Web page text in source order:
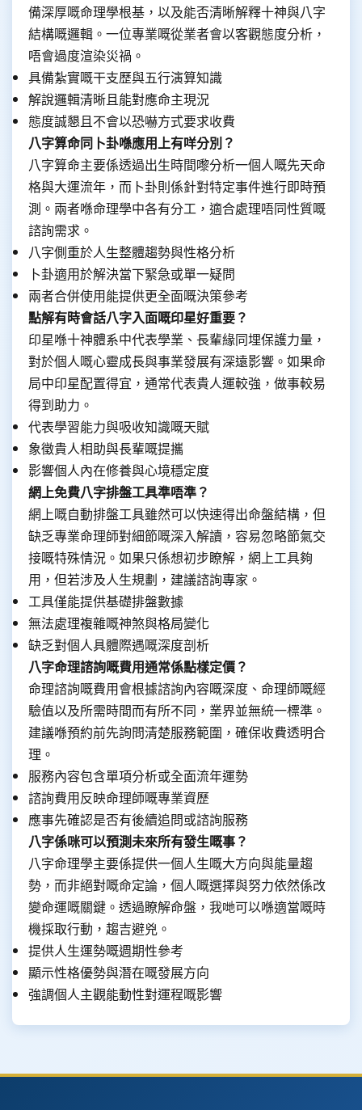
備深厚嘅命理學根基，以及能否清晰解釋十神與八字
結構嘅邏輯。一位專業嘅從業者會以客觀態度分析，
唔會過度渲染災禍。
具備紮實嘅干支歷與五行演算知識
解說邏輯清晰且能對應命主現況
態度誠懇且不會以恐嚇方式要求收費
八字算命同卜卦喺應用上有咩分別？
八字算命主要係透過出生時間嚟分析一個人嘅先天命
格與大運流年，而卜卦則係針對特定事件進行即時預
測。兩者喺命理學中各有分工，適合處理唔同性質嘅
諮詢需求。
八字側重於人生整體趨勢與性格分析
卜卦適用於解決當下緊急或單一疑問
兩者合併使用能提供更全面嘅決策參考
點解有時會話八字入面嘅印星好重要？
印星喺十神體系中代表學業、長輩緣同埋保護力量，
對於個人嘅心靈成長與事業發展有深遠影響。如果命
局中印星配置得宜，通常代表貴人運較強，做事較易
得到助力。
代表學習能力與吸收知識嘅天賦
象徵貴人相助與長輩嘅提攜
影響個人內在修養與心境穩定度
網上免費八字排盤工具準唔準？
網上嘅自動排盤工具雖然可以快速得出命盤結構，但
缺乏專業命理師對細節嘅深入解讀，容易忽略節氣交
接嘅特殊情況。如果只係想初步瞭解，網上工具夠
用，但若涉及人生規劃，建議諮詢專家。
工具僅能提供基礎排盤數據
無法處理複雜嘅神煞與格局變化
缺乏對個人具體際遇嘅深度剖析
八字命理諮詢嘅費用通常係點樣定價？
命理諮詢嘅費用會根據諮詢內容嘅深度、命理師嘅經
驗值以及所需時間而有所不同，業界並無統一標準。
建議喺預約前先詢問清楚服務範圍，確保收費透明合
理。
服務內容包含單項分析或全面流年運勢
諮詢費用反映命理師嘅專業資歷
應事先確認是否有後續追問或諮詢服務
八字係咪可以預測未來所有發生嘅事？
八字命理學主要係提供一個人生嘅大方向與能量趨
勢，而非絕對嘅命定論，個人嘅選擇與努力依然係改
變命運嘅關鍵。透過瞭解命盤，我哋可以喺適當嘅時
機採取行動，趨吉避兇。
提供人生運勢嘅週期性參考
顯示性格優勢與潛在嘅發展方向
強調個人主觀能動性對運程嘅影響